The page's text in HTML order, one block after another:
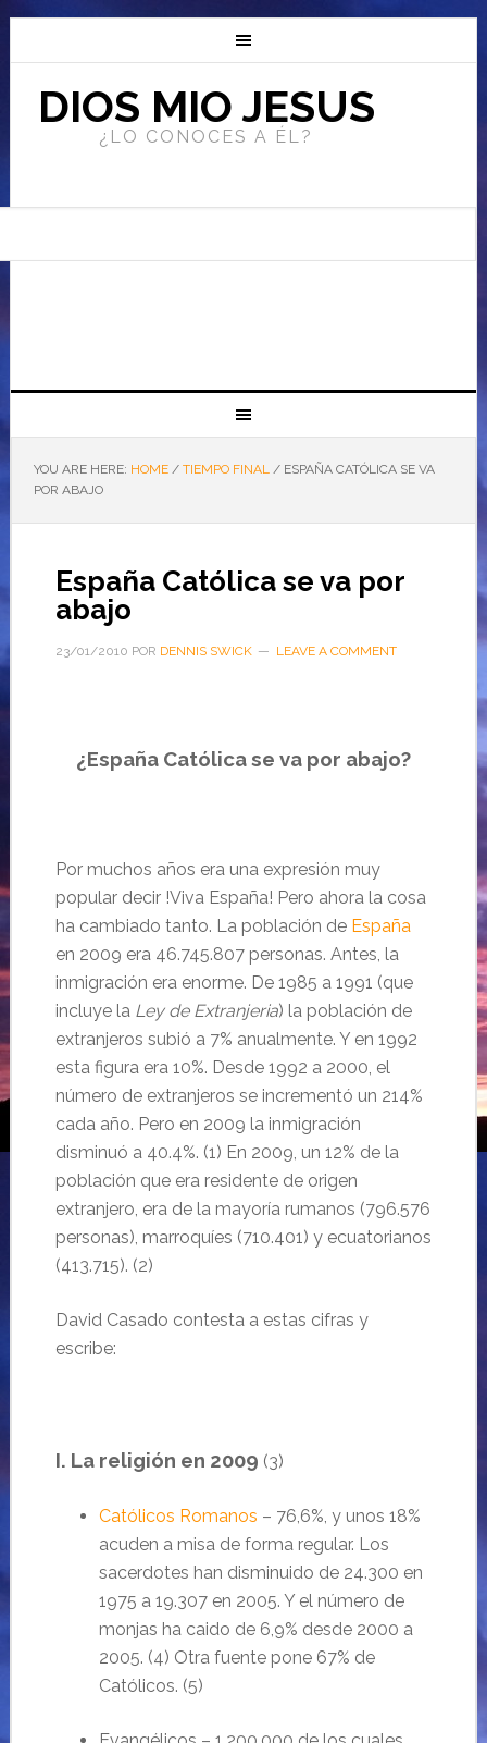
DIOS MIO JESUS
¿LO CONOCES A ÉL?
YOU ARE HERE: HOME / TIEMPO FINAL /ESPAÑA CATÓLICA SE VA
POR ABAJO
España Católica se va por
abajo
23/01/2010 POR DENNIS SWICK LEAVE A COMMENT
¿España Católica se va por abajo?
Por muchos años era una expresión muy
popular decir !Viva España! Pero ahora la cosa
ha cambiado tanto. La población de España
en 2009 era 46.745.807 personas. Antes, la
inmigración era enorme. De 1985 a 1991 (que
incluye la Ley de Extranjeria) la población de
extranjeros subió a 7% anualmente. Y en 1992
esta figura era 10%. Desde 1992 a 2000, el
número de extranjeros se incrementó un 214%
cada año. Pero en 2009 la inmigración
disminuó a 40.4%. (1) En 2009, un 12% de la
población que era residente de origen
extranjero, era de lamayoría rumanos (796.576
personas), marroquíes (710.401) y ecuatorianos
(413.715). (2)
David Casado contesta a estas cifras y
escribe:
I. La religión en 2009 (3)
Católicos Romanos – 76,6%, y unos 18%
acuden a misa de forma regular. Los
sacerdotes han disminuido de 24.300 en
1975 a 19.307 en 2005. Y el número de
monjas ha caido de 6,9% desde 2000 a
2005. (4) Otra fuente pone 67% de
Católicos. (5)